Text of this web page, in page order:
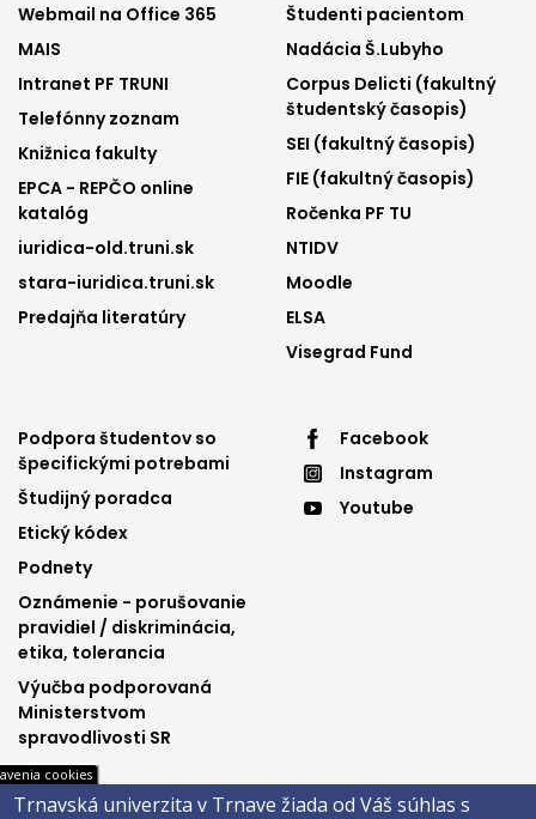
Footer
menu
1
Webmail na Office 365
MAIS
Intranet PF TRUNI
Telefónny zoznam
Knižnica fakulty
EPCA - REPČO online
katalóg
iuridica-old.truni.sk
stara-iuridica.truni.sk
Predajňa literatúry
Footer
menu
2
Študenti pacientom
Nadácia Š.Lubyho
Corpus Delicti (fakultný
študentský časopis)
SEI (fakultný časopis)
FIE (fakultný časopis)
Ročenka PF TU
NTIDV
Moodle
ELSA
Visegrad Fund
Footer
menu
3
Podpora študentov so
špecifickými potrebami
Študijný poradca
Etický kódex
Podnety
Oznámenie - porušovanie
pravidiel / diskriminácia,
etika, tolerancia
Výučba podporovaná
Ministerstvom
spravodlivosti SR
Footer
menu
Facebook
Instagram
Youtube
cookies
Trnavská univerzita v Trnave žiada od Váš súhlas s